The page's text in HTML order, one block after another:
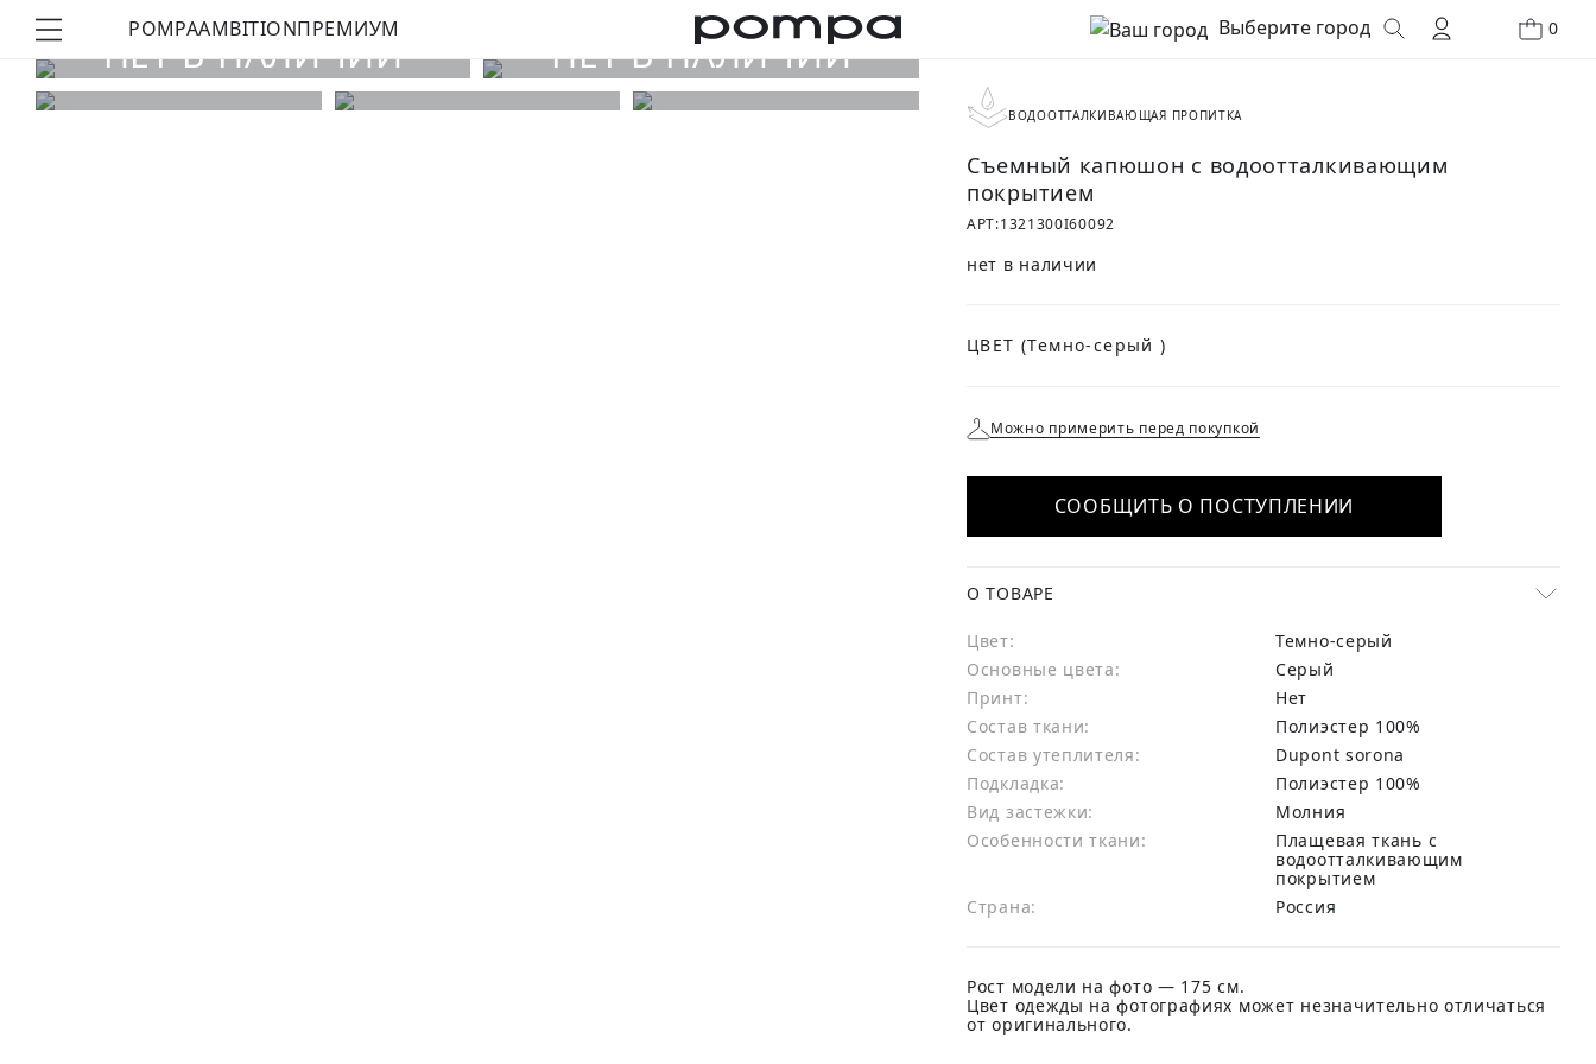
POMPAAMBITIONПРЕМИУМ Выберите город 0
ВОДООТТАЛКИВАЮЩАЯ ПРОПИТКА
Съемный капюшон с водоотталкивающим
покрытием
АРТ:1321300I60092
нет в наличии
ЦВЕТ (Темно-серый )
Можно примерить перед покупкой
СООБЩИТЬ О ПОСТУПЛЕНИИ
О ТОВАРЕ
Цвет:
Темно-серый
Основные цвета:
серый
Принт:
Нет
Состав ткани:
полиэстер 100%
Состав утеплителя:
Dupont sorona
Подкладка:
Полиэстер 100%
Вид застежки:
Молния
Особенности ткани:
Плащевая ткань с
водоотталкивающим
покрытием
Страна:
Россия
Рост модели на фото — 175 см.
Цвет одежды на фотографиях может незначительно отличаться
от оригинального.